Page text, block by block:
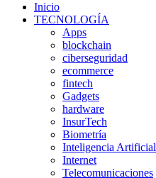
Inicio
TECNOLOGÍA
Apps
blockchain
ciberseguridad
ecommerce
fintech
Gadgets
hardware
InsurTech
Biometría
Inteligencia Artificial
Internet
Telecomunicaciones